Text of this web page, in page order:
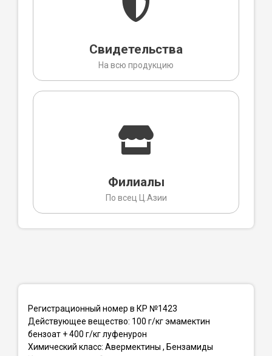
Свидетельства
На всю продукцию
Филиалы
По всец Ц.Азии
Регистрационный номер в КР №1423
Действующее вещество: 100 г/кг эмамектин
бензоат + 400 г/кг луфенурон
Химический класс: Авермектины , Бензамиды